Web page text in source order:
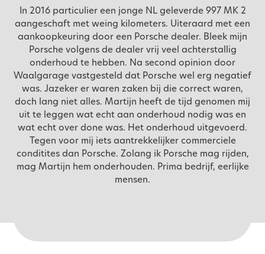
In 2016 particulier een jonge NL geleverde 997 MK 2
aangeschaft met weing kilometers. Uiteraard met een
aankoopkeuring door een Porsche dealer. Bleek mijn
Porsche volgens de dealer vrij veel achterstallig
onderhoud te hebben. Na second opinion door
Waalgarage vastgesteld dat Porsche wel erg negatief
was. Jazeker er waren zaken bij die correct waren,
doch lang niet alles. Martijn heeft de tijd genomen mij
uit te leggen wat echt aan onderhoud nodig was en
wat echt over done was. Het onderhoud uitgevoerd.
Tegen voor mij iets aantrekkelijker commerciele
conditites dan Porsche. Zolang ik Porsche mag rijden,
mag Martijn hem onderhouden. Prima bedrijf, eerlijke
mensen.